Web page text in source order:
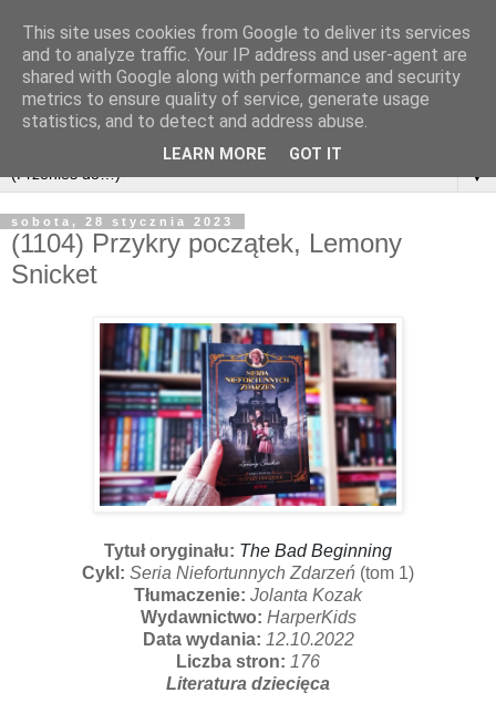
▼
sobota, 28 stycznia 2023
(1104) Przykry początek, Lemony
Snicket
Tytuł oryginału: The Bad Beginning
Cykl: Seria Niefortunnych Zdarzeń (tom 1)
Tłumaczenie: Jolanta Kozak
Wydawnictwo: HarperKids
Data wydania: 12.10.2022
Liczba stron: 176
Literatura dziecięca
This site uses cookies from Google to deliver its services
and to analyze traffic. Your IP address and user-agent are
shared with Google along with performance and security
metrics to ensure quality of service, generate usage
statistics, and to detect and address abuse.
LEARN MORE GOT IT